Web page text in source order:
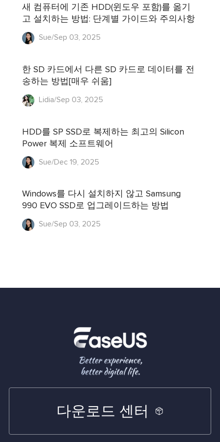
새 컴퓨터에 기존 HDD(윈도우 포함)를 옮기
고 설치하는 방법: 단계별 가이드와 주의사항
Sue/Sep 03, 2025
한 SD 카드에서 다른 SD 카드로 데이터를 전
송하는 방법[매우 쉬움]
Lidia/Sep 03, 2025
HDD를 SP SSD로 복제하는 최고의 Silicon
Power 복제 소프트웨어
Sue/Dec 19, 2025
Windows를 다시 설치하지 않고 Samsung
990 EVO SSD로 업그레이드하는 방법
Sue/Sep 03, 2025
다운로드 센터